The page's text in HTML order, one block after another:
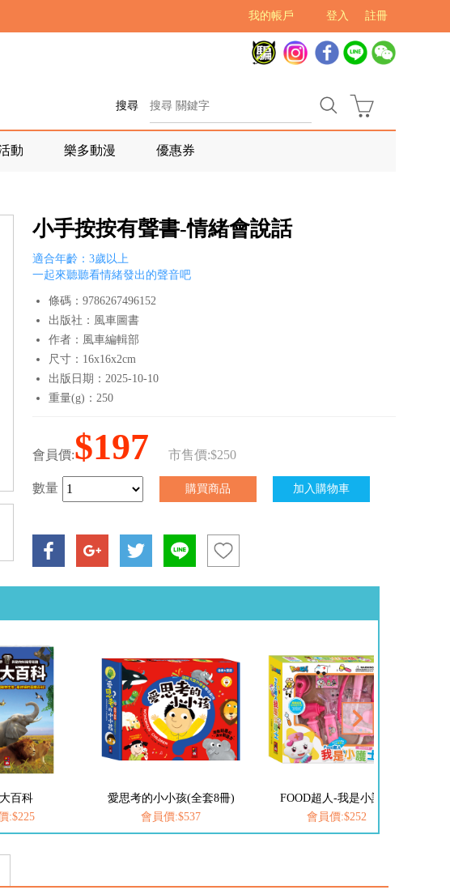
註冊
登入
我的帳戶
搜尋
動 樂多動漫 優惠券
小手按按有聲書-情緒會說話
適合年齡：3歲以上
一起來聽聽看情緒發出的聲音吧
條碼：9786267496152
出版社：風車圖書
作者：風車編輯部
尺寸：16x16x2cm
出版日期：2025-10-10
重量(g)：250
會員價:$197 市售價:$250
數量
孩(全套8冊)
:$537
FOOD超人-我是小護士
會員價:$252
FOOD超人-我是小醫生
會員價:$252